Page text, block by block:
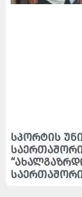
სპორტის